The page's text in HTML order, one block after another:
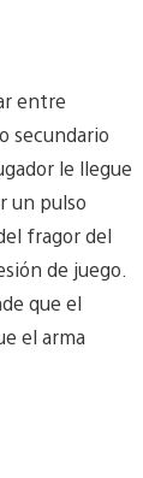
entre
secundario
le llegue
un pulso
fragor del
de juego.
que el
el arma